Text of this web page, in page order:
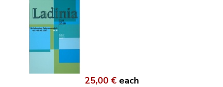
25,00 € each